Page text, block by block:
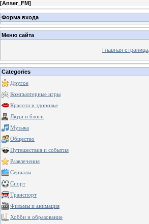
[Anser_FM]
Форма входа
Меню сайта
Главная страница
Categories
Другое
Компьютерные игры
Красота и здоровье
Люди и блоги
Музыка
Общество
Путешествия и события
Развлечения
Сериалы
Спорт
Транспорт
Фильмы и анимация
Хобби и образование